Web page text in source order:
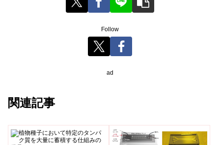
Follow
ad
関連記事